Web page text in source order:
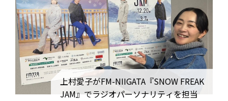
上村愛子がFM-NIIGATA『SNOW FREAK
JAM』でラジオパーソナリティを担当